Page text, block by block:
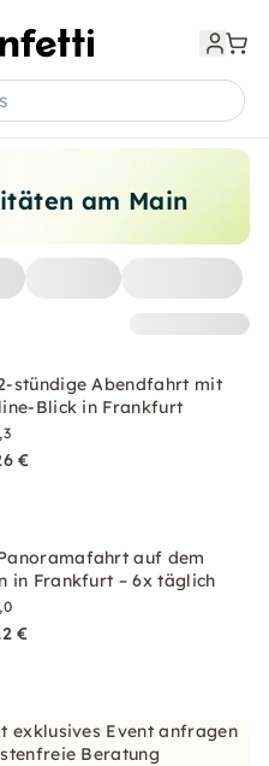
am Main
stündige Abendfahrt mit
Blick in Frankfurt
€
auf dem
in Frankfurt – 6x täglich
€
exklusives Event anfragen
Beratung